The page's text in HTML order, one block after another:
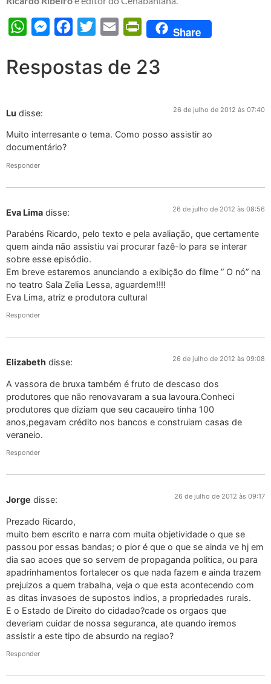
WhatsAppMessengerFacebook
Twitter Email PrintFriendly
Share
Respostas de 23
Lu disse: 26 de julho de 2012 às 07:40
Muito interresante o tema. Como posso assistir ao
documentário?
Responder
Eva Lima disse: 26 de julho de 2012 às 08:56
Parabéns Ricardo, pelo texto e pela avaliação, que certamente
quem ainda não assistiu vai procurar fazê-lo para se interar
sobre esse episódio.
Em breve estaremos anunciando a exibição do filme ” O nó” na
no teatro Sala Zelia Lessa, aguardem!!!!
Eva Lima, atriz e produtora cultural
Responder
Elizabeth disse: 26 de julho de 2012 às 09:08
A vassora de bruxa também é fruto de descaso dos
produtores que não renovavaram a sua lavoura.Conheci
produtores que diziam que seu cacaueiro tinha 100
anos,pegavam crédito nos bancos e construiam casas de
veraneio.
Responder
Jorge disse: 26 de julho de 2012 às 09:17
Prezado Ricardo,
muito bem escrito e narra com muita objetividade o que se
passou por essas bandas; o pior é que o que se ainda ve hj em
dia sao acoes que so servem de propaganda politica, ou para
apadrinhamentos fortalecer os que nada fazem e ainda trazem
prejuizos a quem trabalha, veja o que esta acontecendo com
as ditas invasoes de supostos indios, a propriedades rurais.
E o Estado de Direito do cidadao?cade os orgaos que
deveriam cuidar de nossa seguranca, ate quando iremos
assistir a este tipo de absurdo na regiao?
Responder